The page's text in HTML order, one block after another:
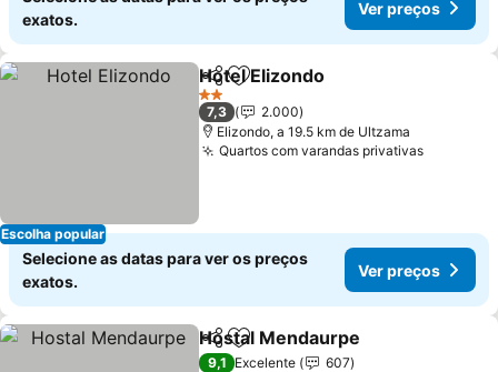
exatos.
Ver preços
Escolha popular
PartilharAdicionar aos favoritos
Hotel Elizondo
2 Estrelas
7,3
2.000
Elizondo, a 19.5 km de Ultzama
Quartos com varandas privativasVer
Selecione as datas para ver os preços
exatos.
Ver preços
PartilharAdicionar aos favoritos
Hostal Mendaurpe
9,1 Excelente
607